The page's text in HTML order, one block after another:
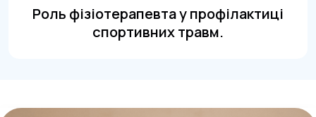
Роль фізіотерапевта у профілактиці
спортивних травм.